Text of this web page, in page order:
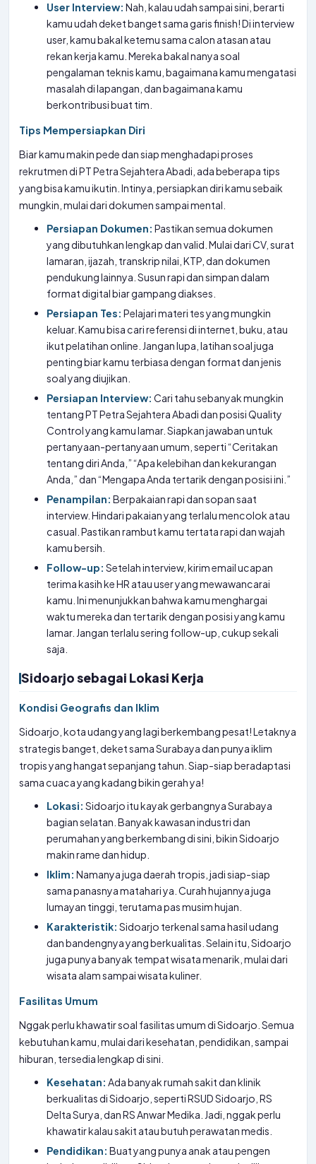
User Interview: Nah, kalau udah sampai sini, berarti
kamu udah deket banget sama garis finish! Di interview
user, kamu bakal ketemu sama calon atasan atau
rekan kerja kamu. Mereka bakal nanya soal
pengalaman teknis kamu, bagaimana kamu mengatasi
masalah di lapangan, dan bagaimana kamu
berkontribusi buat tim.
Tips Mempersiapkan Diri
Biar kamu makin pede dan siap menghadapi proses
rekrutmen di PT Petra Sejahtera Abadi, ada beberapa tips
yang bisa kamu ikutin. Intinya, persiapkan diri kamu sebaik
mungkin, mulai dari dokumen sampai mental.
Persiapan Dokumen: Pastikan semua dokumen
yang dibutuhkan lengkap dan valid. Mulai dari CV, surat
lamaran, ijazah, transkrip nilai, KTP, dan dokumen
pendukung lainnya. Susun rapi dan simpan dalam
format digital biar gampang diakses.
Persiapan Tes: Pelajari materi tes yang mungkin
keluar. Kamu bisa cari referensi di internet, buku, atau
ikut pelatihan online. Jangan lupa, latihan soal juga
penting biar kamu terbiasa dengan format dan jenis
soal yang diujikan.
Persiapan Interview: Cari tahu sebanyak mungkin
tentang PT Petra Sejahtera Abadi dan posisi Quality
Control yang kamu lamar. Siapkan jawaban untuk
pertanyaan-pertanyaan umum, seperti “Ceritakan
tentang diri Anda,” “Apa kelebihan dan kekurangan
Anda,” dan “Mengapa Anda tertarik dengan posisi ini.”
Penampilan: Berpakaian rapi dan sopan saat
interview. Hindari pakaian yang terlalu mencolok atau
casual. Pastikan rambut kamu tertata rapi dan wajah
kamu bersih.
Follow-up: Setelah interview, kirim email ucapan
terima kasih ke HR atau user yang mewawancarai
kamu. Ini menunjukkan bahwa kamu menghargai
waktu mereka dan tertarik dengan posisi yang kamu
lamar. Jangan terlalu sering follow-up, cukup sekali
saja.
Sidoarjo sebagai Lokasi Kerja
Kondisi Geografis dan Iklim
Sidoarjo, kota udang yang lagi berkembang pesat! Letaknya
strategis banget, deket sama Surabaya dan punya iklim
tropis yang hangat sepanjang tahun. Siap-siap beradaptasi
sama cuaca yang kadang bikin gerah ya!
Lokasi: Sidoarjo itu kayak gerbangnya Surabaya
bagian selatan. Banyak kawasan industri dan
perumahan yang berkembang di sini, bikin Sidoarjo
makin rame dan hidup.
Iklim: Namanya juga daerah tropis, jadi siap-siap
sama panasnya matahari ya. Curah hujannya juga
lumayan tinggi, terutama pas musim hujan.
Karakteristik: Sidoarjo terkenal sama hasil udang
dan bandengnya yang berkualitas. Selain itu, Sidoarjo
juga punya banyak tempat wisata menarik, mulai dari
wisata alam sampai wisata kuliner.
Fasilitas Umum
Nggak perlu khawatir soal fasilitas umum di Sidoarjo. Semua
kebutuhan kamu, mulai dari kesehatan, pendidikan, sampai
hiburan, tersedia lengkap di sini.
Kesehatan: Ada banyak rumah sakit dan klinik
berkualitas di Sidoarjo, seperti RSUD Sidoarjo, RS
Delta Surya, dan RS Anwar Medika. Jadi, nggak perlu
khawatir kalau sakit atau butuh perawatan medis.
Pendidikan: Buat yang punya anak atau pengen